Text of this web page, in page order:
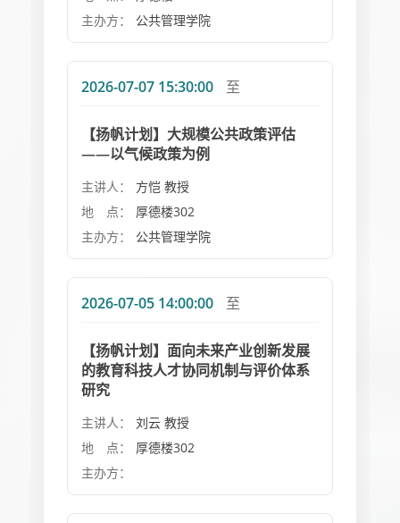
主办方：
公共管理学院
2026-07-07 15:30:00 至
【扬帆计划】大规模公共政策评估
——以气候政策为例
主讲人：
方恺 教授
地 点：
厚德楼302
主办方：
公共管理学院
2026-07-05 14:00:00 至
【扬帆计划】面向未来产业创新发展
的教育科技人才协同机制与评价体系
研究
主讲人：
刘云 教授
地 点：
厚德楼302
主办方：